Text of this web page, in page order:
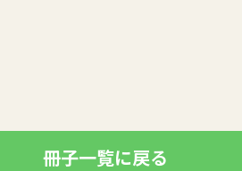
冊子一覧に戻る